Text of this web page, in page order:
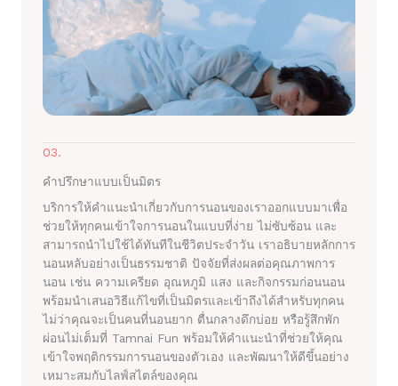
03.
คำปรึกษาแบบเป็นมิตร
บริการให้คำแนะนำเกี่ยวกับการนอนของเราออกแบบมาเพื่อ
ช่วยให้ทุกคนเข้าใจการนอนในแบบที่ง่าย ไม่ซับซ้อน และ
สามารถนำไปใช้ได้ทันทีในชีวิตประจำวัน เราอธิบายหลักการ
นอนหลับอย่างเป็นธรรมชาติ ปัจจัยที่ส่งผลต่อคุณภาพการ
นอน เช่น ความเครียด อุณหภูมิ แสง และกิจกรรมก่อนนอน
พร้อมนำเสนอวิธีแก้ไขที่เป็นมิตรและเข้าถึงได้สำหรับทุกคน
ไม่ว่าคุณจะเป็นคนที่นอนยาก ตื่นกลางดึกบ่อย หรือรู้สึกพัก
ผ่อนไม่เต็มที่ Tamnai Fun พร้อมให้คำแนะนำที่ช่วยให้คุณ
เข้าใจพฤติกรรมการนอนของตัวเอง และพัฒนาให้ดีขึ้นอย่าง
เหมาะสมกับไลฟ์สไตล์ของคุณ